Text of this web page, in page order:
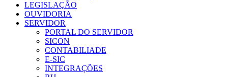
LEGISLAÇÃO
OUVIDORIA
SERVIDOR
PORTAL DO SERVIDOR
SICON
CONTABILIADE
E-SIC
INTEGRAÇÕES